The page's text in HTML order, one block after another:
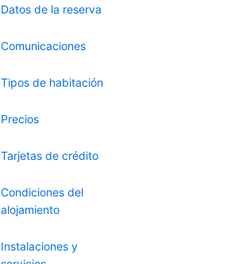
Datos de la reserva
Comunicaciones
Tipos de habitación
Precios
Tarjetas de crédito
Condiciones del
alojamiento
Instalaciones y